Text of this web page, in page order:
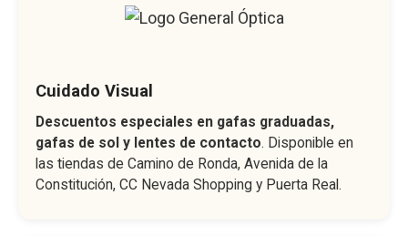
Cuidado Visual
Descuentos especiales en gafas graduadas,
gafas de sol y lentes de contacto. Disponible en
las tiendas de Camino de Ronda, Avenida de la
Constitución, CC Nevada Shopping y Puerta Real.